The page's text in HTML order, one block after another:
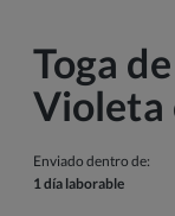
Toga
Violeta
Enviado dentro de:
1 día laborable